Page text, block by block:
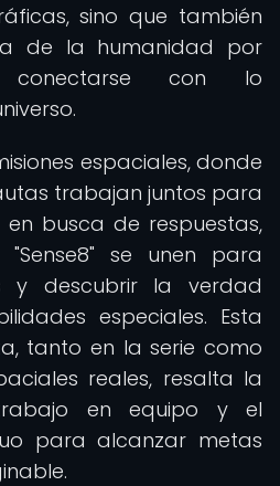
sino que también
de la humanidad por
con lo
espaciales, donde
trabajan juntos para
busca de respuestas,
se unen para
y descubrir la verdad
especiales. Esta
tanto en la serie como
reales, resalta la
en equipo y el
para alcanzar metas